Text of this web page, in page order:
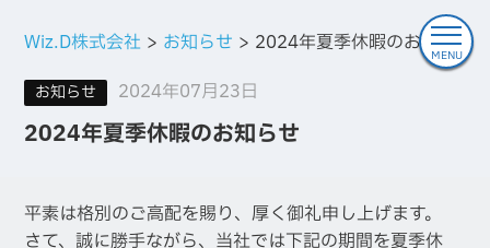
MENU
Wiz.D株式会社 お知らせ 2024年夏季休暇のお知らせ
お知らせ 2024年07月23日
2024年夏季休暇のお知らせ
平素は格別のご高配を賜り、厚く御礼申し上げます。
さて、誠に勝手ながら、当社では下記の期間を夏季休